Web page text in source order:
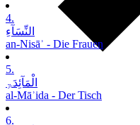
4.
النِّسَآءِ
an-Nisāʾ - Die Frauen
5.
الْمَآئِدَۃِ
al-Māʾida - Der Tisch
6.